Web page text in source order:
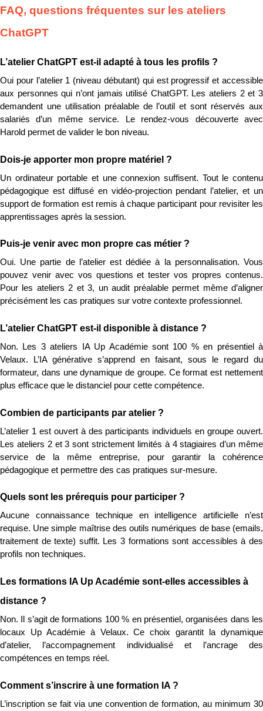
FAQ, questions fréquentes sur les ateliers
ChatGPT
L’atelier ChatGPT est-il adapté à tous les profils ?
Oui pour l’atelier 1 (niveau débutant) qui est progressif et accessible
aux personnes qui n’ont jamais utilisé ChatGPT. Les ateliers 2 et 3
demandent une utilisation préalable de l’outil et sont réservés aux
salariés d’un même service. Le rendez-vous découverte avec
Harold permet de valider le bon niveau.
Dois-je apporter mon propre matériel ?
Un ordinateur portable et une connexion suffisent. Tout le contenu
pédagogique est diffusé en vidéo-projection pendant l’atelier, et un
support de formation est remis à chaque participant pour revisiter les
apprentissages après la session.
Puis-je venir avec mon propre cas métier ?
Oui. Une partie de l’atelier est dédiée à la personnalisation. Vous
pouvez venir avec vos questions et tester vos propres contenus.
Pour les ateliers 2 et 3, un audit préalable permet même d’aligner
précisément les cas pratiques sur votre contexte professionnel.
L’atelier ChatGPT est-il disponible à distance ?
Non. Les 3 ateliers IA Up Académie sont 100 % en présentiel à
Velaux. L’IA générative s’apprend en faisant, sous le regard du
formateur, dans une dynamique de groupe. Ce format est nettement
plus efficace que le distanciel pour cette compétence.
Combien de participants par atelier ?
L’atelier 1 est ouvert à des participants individuels en groupe ouvert.
Les ateliers 2 et 3 sont strictement limités à 4 stagiaires d’un même
service de la même entreprise, pour garantir la cohérence
pédagogique et permettre des cas pratiques sur-mesure.
Quels sont les prérequis pour participer ?
Aucune connaissance technique en intelligence artificielle n’est
requise. Une simple maîtrise des outils numériques de base (emails,
traitement de texte) suffit. Les 3 formations sont accessibles à des
profils non techniques.
Les formations IA Up Académie sont-elles accessibles à
distance ?
Non. Il s’agit de formations 100 % en présentiel, organisées dans les
locaux Up Académie à Velaux. Ce choix garantit la dynamique
d’atelier, l’accompagnement individualisé et l’ancrage des
compétences en temps réel.
Comment s’inscrire à une formation IA ?
L’inscription se fait via une convention de formation, au minimum 30